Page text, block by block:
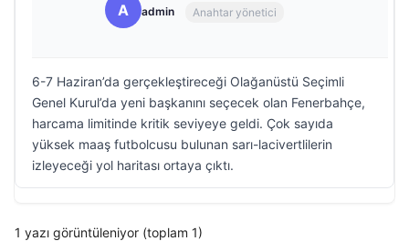
A admin Anahtar yönetici
6-7 Haziran’da gerçekleştireceği Olağanüstü Seçimli
Genel Kurul’da yeni başkanını seçecek olan Fenerbahçe,
harcama limitinde kritik seviyeye geldi. Çok sayıda
yüksek maaş futbolcusu bulunan sarı-lacivertlilerin
izleyeceği yol haritası ortaya çıktı.
1 yazı görüntüleniyor (toplam 1)